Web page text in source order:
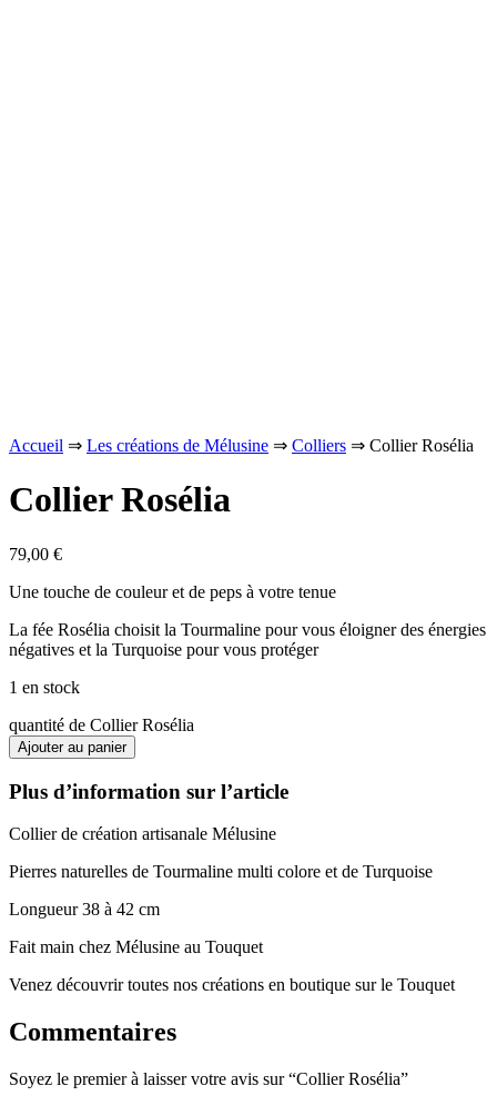
Accueil ⇒ Les créations de Mélusine ⇒ Colliers ⇒ Collier Rosélia
Collier Rosélia
79,00 €
Une touche de couleur et de peps à votre tenue
La fée Rosélia choisit la Tourmaline pour vous éloigner des énergies
négatives et la Turquoise pour vous protéger
1 en stock
quantité de Collier Rosélia
Ajouter au panier
Plus d’information sur l’article
Collier de création artisanale Mélusine
Pierres naturelles de Tourmaline multi colore et de Turquoise
Longueur 38 à 42 cm
Fait main chez Mélusine au Touquet
Venez découvrir toutes nos créations en boutique sur le Touquet
Commentaires
Soyez le premier à laisser votre avis sur “Collier Rosélia”